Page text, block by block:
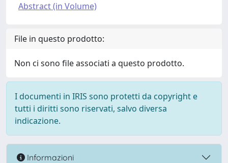
Abstract (in Volume)
File in questo prodotto:
Non ci sono file associati a questo prodotto.
I documenti in IRIS sono protetti da copyright e
tutti i diritti sono riservati, salvo diversa
indicazione.
Informazioni